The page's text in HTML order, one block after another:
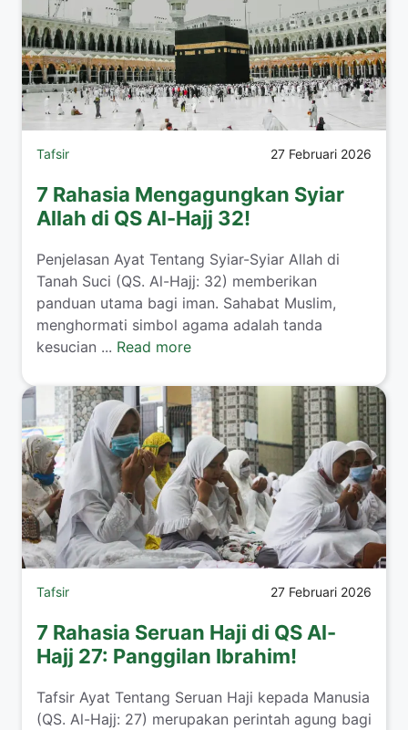
Tafsir 27 Februari 2026
7 Rahasia Mengagungkan Syiar
Allah di QS Al-Hajj 32!
Penjelasan Ayat Tentang Syiar-Syiar Allah di
Tanah Suci (QS. Al-Hajj: 32) memberikan
panduan utama bagi iman. Sahabat Muslim,
menghormati simbol agama adalah tanda
kesucian ... Read more
Tafsir 27 Februari 2026
7 Rahasia Seruan Haji di QS Al-
Hajj 27: Panggilan Ibrahim!
Tafsir Ayat Tentang Seruan Haji kepada Manusia
(QS. Al-Hajj: 27) merupakan perintah agung bagi